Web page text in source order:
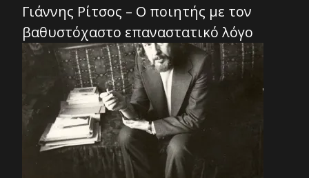
Γιάννης Ρίτσος – Ο ποιητής με τον
βαθυστόχαστο επαναστατικό λόγο